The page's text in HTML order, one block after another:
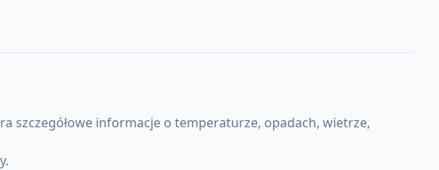
szczegółowe informacje o temperaturze, opadach, wietrze,